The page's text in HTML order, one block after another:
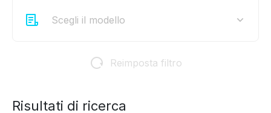
Scegli il modello
Reimposta filtro
Risultati di ricerca